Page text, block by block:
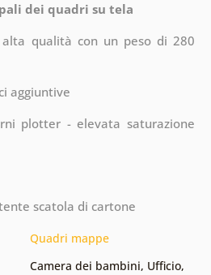
dei quadri su tela
qualità con un peso di 280
aggiuntive
plotter - elevata saturazione
scatola di cartone
Quadri mappe
Camera dei bambini, Ufficio,